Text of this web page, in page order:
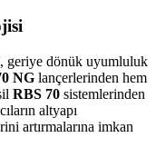
geriye dönük uyumluluk
NG lançerlerinden hem
RBS 70 sistemlerinden
altyapı
artırmalarına imkan